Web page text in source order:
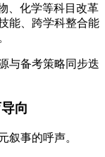
、化学等科目改革
能、跨学科整合能
与备考策略同步迭
向
叙事的呼声。